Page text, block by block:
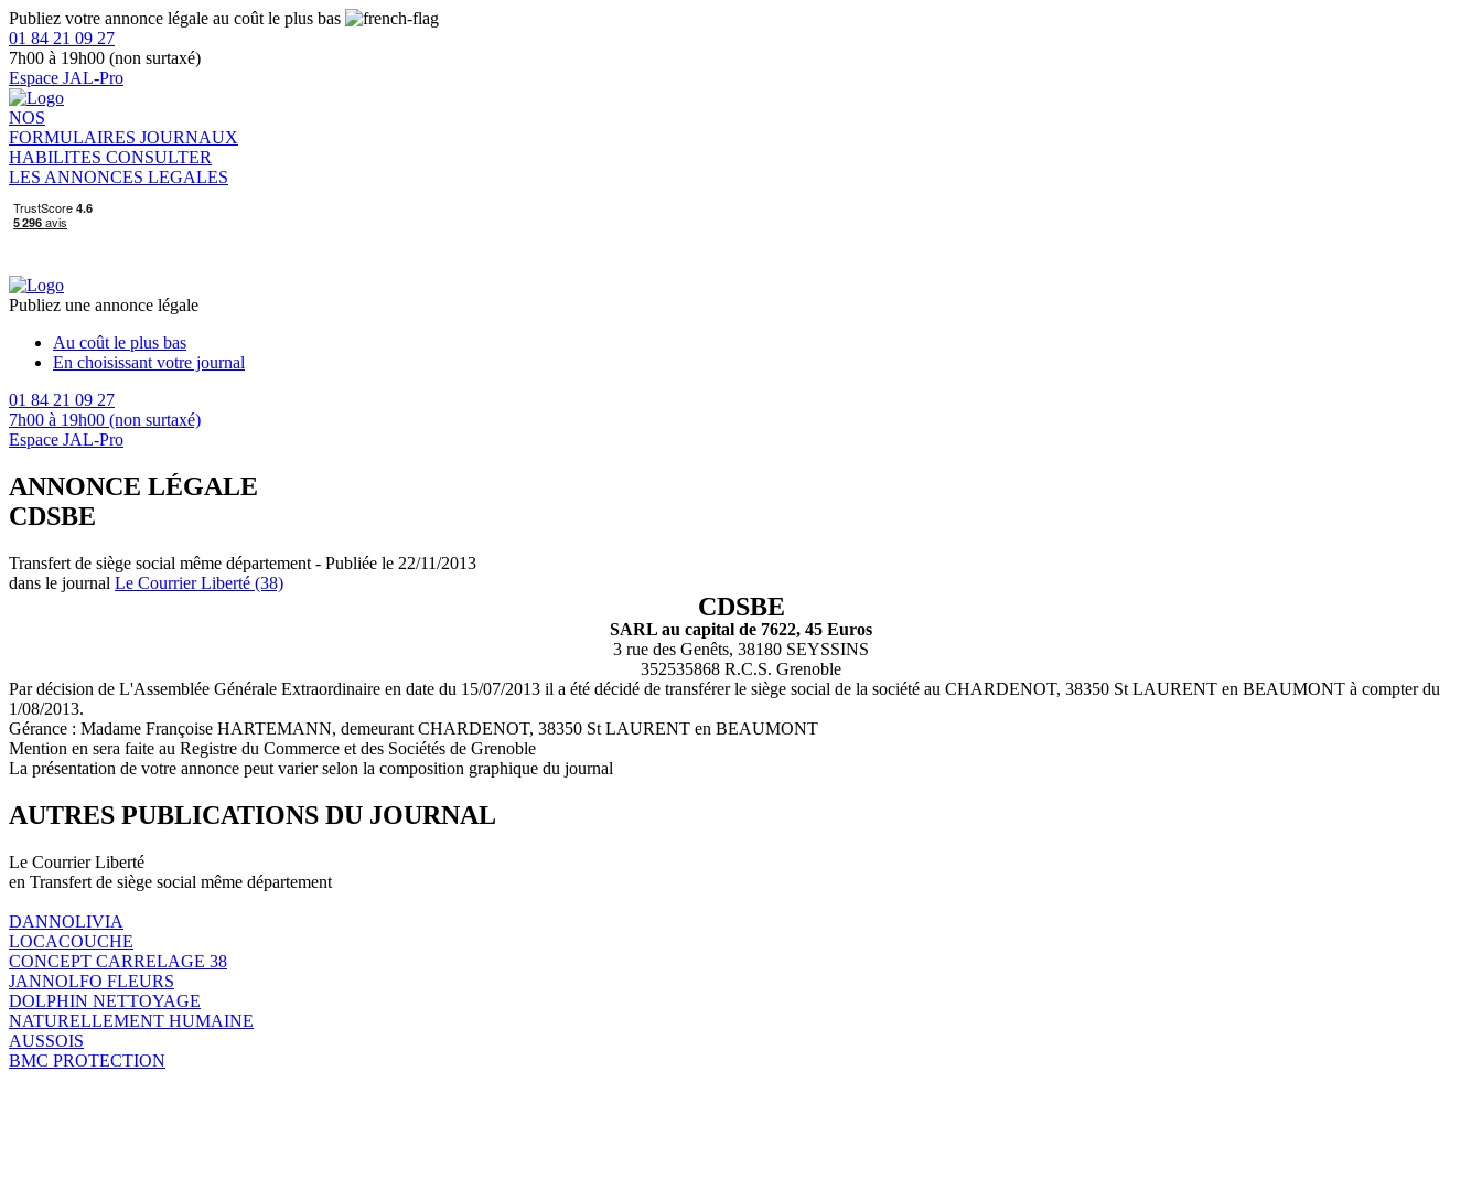
Publiez votre annonce légale au coût le plus bas
01 84 21 09 27
7h00 à 19h00 (non surtaxé)
Espace JAL-Pro
NOS
FORMULAIRES JOURNAUX
HABILITES CONSULTER
LES ANNONCES LEGALES
Publiez une annonce légale
Au coût le plus bas
En choisissant votre journal
01 84 21 09 27
7h00 à 19h00 (non surtaxé)
Espace JAL-Pro
ANNONCE LÉGALE
CDSBE
Transfert de siège social même département - Publiée le 22/11/2013
dans le journal Le Courrier Liberté (38)
CDSBE
SARL au capital de 7622, 45 Euros
3 rue des Genêts, 38180 SEYSSINS
352535868 R.C.S. Grenoble
Par décision de L'Assemblée Générale Extraordinaire en date du 15/07/2013 il a été décidé de transférer le siège social de la société au CHARDENOT, 38350 St LAURENT en BEAUMONT à compter du
1/08/2013.
Gérance : Madame Françoise HARTEMANN, demeurant CHARDENOT, 38350 St LAURENT en BEAUMONT
Mention en sera faite au Registre du Commerce et des Sociétés de Grenoble
La présentation de votre annonce peut varier selon la composition graphique du journal
AUTRES PUBLICATIONS DU JOURNAL
Le Courrier Liberté
en Transfert de siège social même département
DANNOLIVIA
LOCACOUCHE
CONCEPT CARRELAGE 38
JANNOLFO FLEURS
DOLPHIN NETTOYAGE
NATURELLEMENT HUMAINE
AUSSOIS
BMC PROTECTION